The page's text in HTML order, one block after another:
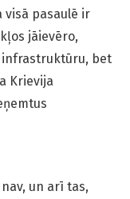
visā pasaulē ir
jāievēro,
infrastruktūru, bet
Krievija
un arī tas,